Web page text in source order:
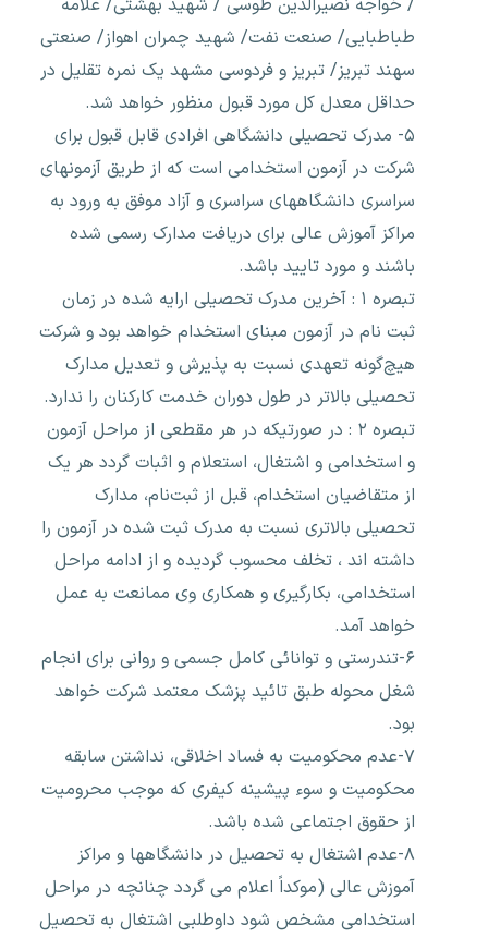
طباطبایی/ صنعت نفت/ شهید چمران اهواز/ صنعتی
سهند تبریز/ تبریز و فردوسی مشهد یک نمره تقلیل در
حداقل معدل کل مورد قبول منظور خواهد شد.
۵- مدرک تحصیلی دانشگاهی افرادی قابل قبول برای
شرکت در آزمون استخدامی است که از طریق آزمونهای
سراسری دانشگاههای سراسری و آزاد موفق به ورود به
مراکز آموزش عالی برای دریافت مدارک رسمی شده
باشند و مورد تایید باشد.
تبصره ۱ : آخرین مدرک تحصیلی ارایه شده در زمان
ثبت نام در آزمون مبنای استخدام خواهد بود و شرکت
هیچ‌گونه تعهدی نسبت به پذیرش و تعدیل مدارک
تحصیلی بالاتر در طول دوران خدمت کارکنان را ندارد.
تبصره ۲ : در صورتیکه در هر مقطعی از مراحل آزمون
و استخدامی و اشتغال، استعلام و اثبات گردد هر یک
از متقاضیان استخدام، قبل از ثبت‌نام، مدارک
تحصیلی بالاتری نسبت به مدرک ثبت شده در آزمون را
داشته اند ، تخلف محسوب گردیده و از ادامه مراحل
استخدامی، بکارگیری و همکاری وی ممانعت به عمل
خواهد آمد.
۶-تندرستی و توانائی کامل جسمی و روانی برای انجام
شغل محوله طبق تائید پزشک معتمد شرکت خواهد
بود.
۷-عدم محکومیت به فساد اخلاقی، نداشتن سابقه
محکومیت و سوء پیشینه کیفری که موجب محرومیت
از حقوق اجتماعی شده باشد.
۸-عدم اشتغال به تحصیل در دانشگاهها و مراکز
آموزش عالی (موکداً اعلام می گردد چنانچه در مراحل
استخدامی مشخص شود داوطلبی اشتغال به تحصیل